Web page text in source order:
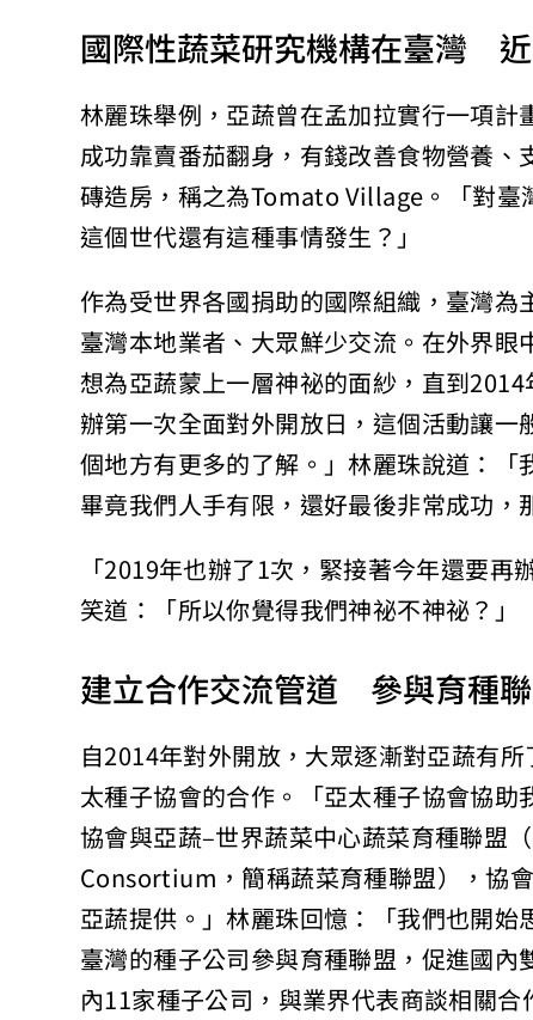
國際性蔬菜研究機構在臺灣
林麗珠舉例，亞蔬曾在孟加拉實行一項
成功靠賣番茄翻身，有錢改善食物營養
磚造房，稱之為Tomato Village。「對
這個世代還有這種事情發生？」
作為受世界各國捐助的國際組織，臺灣
臺灣本地業者、大眾鮮少交流。在外界
想為亞蔬蒙上一層神祕的面紗，直到
辦第一次全面對外開放日，這個活動讓
個地方有更多的了解。」林麗珠說道：
畢竟我們人手有限，還好最後非常成功
「2019年也辦了1次，緊接著今年還要
笑道：「所以你覺得我們神祕不神祕？」
建立合作交流管道 參與育種
自2014年對外開放，大眾逐漸對亞蔬有
太種子協會的合作。「亞太種子協會協
協會與亞蔬–世界蔬菜中心蔬菜育種聯
Consortium，簡稱蔬菜育種聯盟），協
亞蔬提供。」林麗珠回憶：「我們也開
臺灣的種子公司參與育種聯盟，促進國
內11家種子公司，與業界代表商談相關合